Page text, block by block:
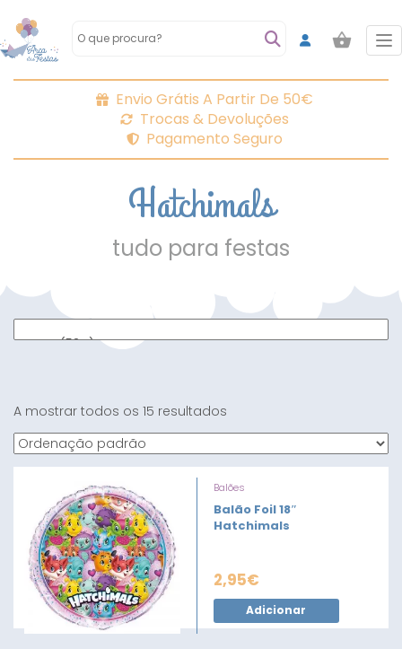
Envio Grátis A Partir De 50€
Trocas & Devoluções
Pagamento Seguro
Hatchimals
tudo para festas
A mostrar todos os 15 resultados
Balões
Balão Foil 18″
Hatchimals
2,95€
Adicionar